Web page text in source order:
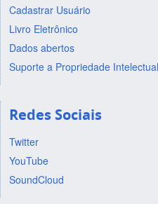
Cadastrar Usuário
Livro Eletrônico
Dados abertos
Suporte a Propriedade Intelectual
Redes Sociais
Twitter
YouTube
SoundCloud